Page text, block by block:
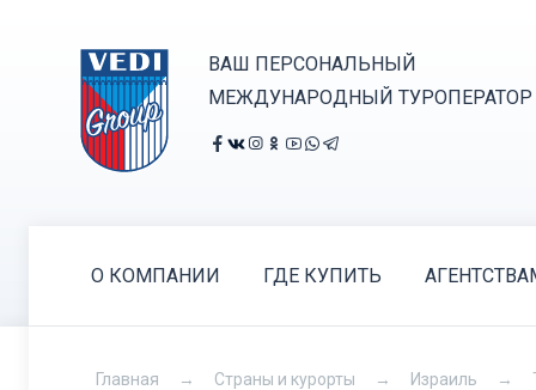
ВАШ ПЕРСОНАЛЬНЫЙ
МЕЖДУНАРОДНЫЙ ТУРОПЕРАТОР
О КОМПАНИИ ГДЕ КУПИТЬ
Главная Страны и курорты Израиль